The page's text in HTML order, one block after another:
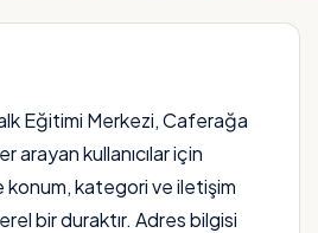
Eğitimi Merkezi, Caferağa
arayan kullanıcılar için
konum, kategori ve iletişim
bir duraktır. Adres bilgisi